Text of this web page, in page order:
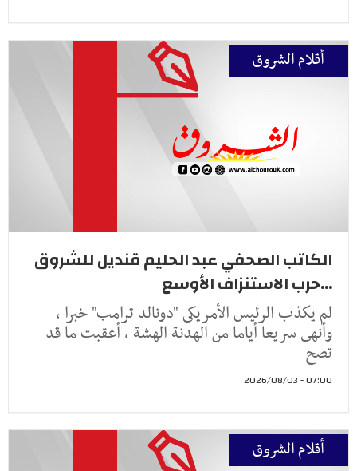
أقلام الشروق
الكاتب الصحفي عبد الحليم قنديل للشروق
...حرب الاستنزاف الأوسع
لم يكذب الرئيس الأمريكى "دونالد ترامب" خبرا ،
وأنهى سريعا أياما من الهدنة الهشة ، أعقبت ما قد
تصح
07:00 - 2026/08/03
أقلام الشروق